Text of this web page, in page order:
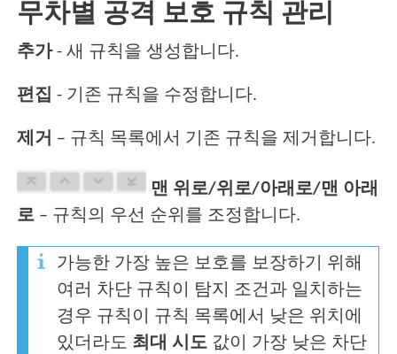
무차별 공격 보호 규칙 관리
추가- 새 규칙을 생성합니다.
편집 - 기존 규칙을 수정합니다.
제거 – 규칙 목록에서 기존 규칙을 제거합니다.
맨 위로/위로/아래로/맨 아래
로 – 규칙의 우선 순위를 조정합니다.
가능한 가장 높은 보호를 보장하기 위해
여러 차단 규칙이 탐지 조건과 일치하는
경우 규칙이 규칙 목록에서 낮은 위치에
있더라도 최대 시도 값이 가장 낮은 차단